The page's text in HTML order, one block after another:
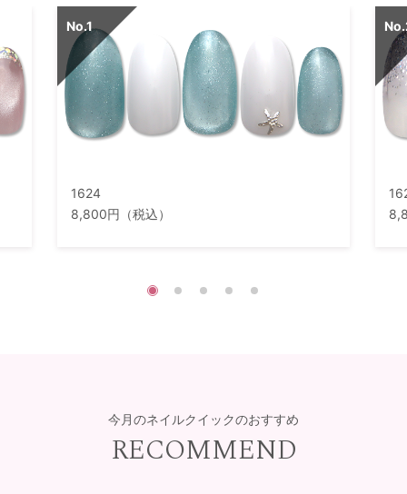
1624
8,800円（税込）
今月のネイルクイックのおすすめ
RECOMMEND